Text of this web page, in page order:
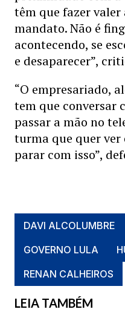
têm que fazer
mandato. Não é
acontecendo, se
e desaparecer”,
“O empresariado,
tem que conversar
passar a mão no
turma que quer ver
parar com isso”,
DAVI ALCOLUMBRE
GOVERNO LULA
RENAN CALHEIROS
LEIA TAMBÉM